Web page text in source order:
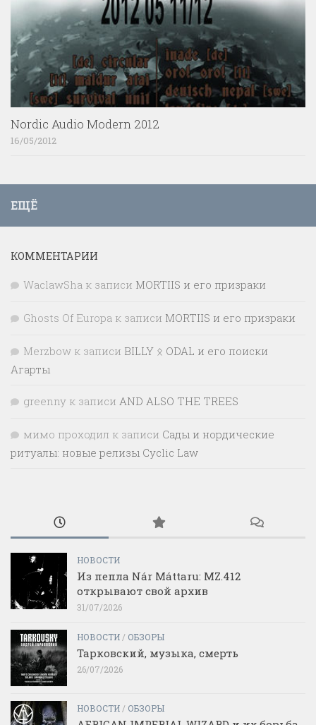
Nordic Audio Modern 2012
16/05/2012
ЕЩЁ
КОММЕНТАРИИ
WaclawSha к записи MORTIIS и его призраки
Ghosts Of Europa к записи MORTIIS и его призраки
Merzbow к записи BILLY ᛟ ODAL и его поиски
Агарты
greenny к записи AND ALSO THE TREES
мимо проходил к записи Сады и нордические
ритуалы: новые релизы Cyclic Law
НОВОСТИ
Из пепла Nár Máttaru: MZ.412
открывают свой архив
31/07/2026
НОВОСТИ / ОБЗОРЫ
Тарковский, музыка, смерть
26/07/2026
НОВОСТИ / ОБЗОРЫ